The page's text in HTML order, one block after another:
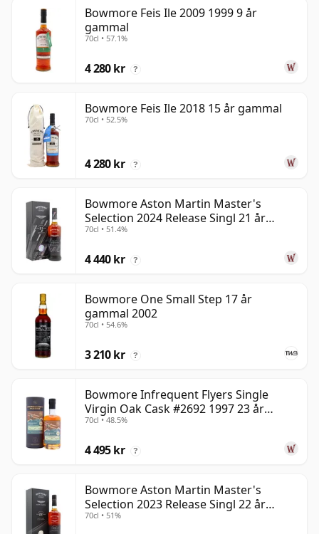
Bowmore Feis Ile 2009 1999 9 år
gammal
70cl • 57.1%
4 280 kr ?
Bowmore Feis Ile 2018 15 år gammal
70cl • 52.5%
4 280 kr ?
Bowmore Aston Martin Master's
Selection 2024 Release Singl 21 år
gammal
70cl • 51.4%
4 440 kr ?
Bowmore One Small Step 17 år
gammal 2002
70cl • 54.6%
3 210 kr ?
Bowmore Infrequent Flyers Single
Virgin Oak Cask #2692 1997 23 år
gammal
70cl • 48.5%
4 495 kr ?
Bowmore Aston Martin Master's
Selection 2023 Release Singl 22 år
gammal
70cl • 51%